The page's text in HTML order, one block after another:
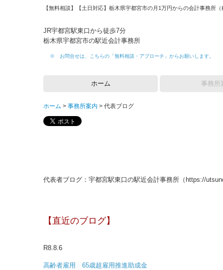
【無料相談】【土日対応】栃木県宇都宮市の月1万円からの会計事務所
JR宇都宮駅東口から徒歩7分
栃木県宇都宮市の駅近会計事務所
※ お問合せは、こちらの「無料相談・アプローチ」からお願いします
ホーム 事務所
ホーム 事務所案内 代表ブログ
代表者ブログ：宇都宮駅東口の駅近会計事務所（https://
【直近のブログ】
R8.8.6
高齢者雇用 65歳超雇用推進助成金